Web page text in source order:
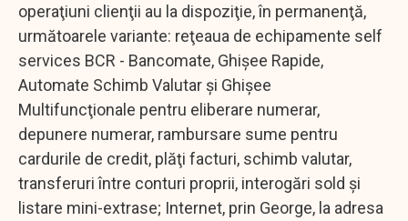
operaţiuni clienţii au la dispoziţie, în permanenţă,
următoarele variante: reţeaua de echipamente self
services BCR - Bancomate, Ghişee Rapide,
Automate Schimb Valutar şi Ghişee
Multifuncţionale pentru eliberare numerar,
depunere numerar, rambursare sume pentru
cardurile de credit, plăţi facturi, schimb valutar,
transferuri între conturi proprii, interogări sold şi
listare mini-extrase; Internet, prin George, la adresa